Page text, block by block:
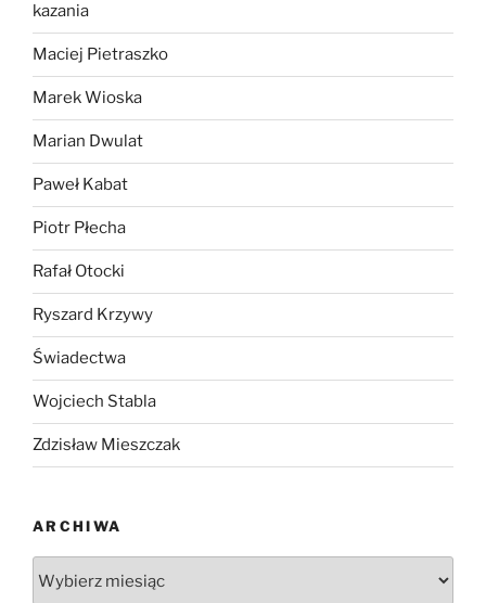
kazania
Maciej Pietraszko
Marek Wioska
Marian Dwulat
Paweł Kabat
Piotr Płecha
Rafał Otocki
Ryszard Krzywy
Świadectwa
Wojciech Stabla
Zdzisław Mieszczak
ARCHIWA